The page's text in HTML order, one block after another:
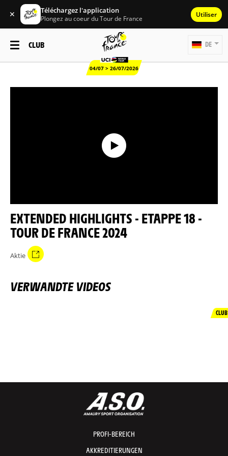
✕ Téléchargez l'application
Plongez au coeur du Tour de France Utiliser
CLUB
04/07 > 26/07/2026
DE
EXTENDED HIGHLIGHTS - ETAPPE 18 -
TOUR DE FRANCE 2024
Aktie
VERWANDTE VIDEOS
CLUB
PROFI-BEREICH
AKKREDITIERUNGEN